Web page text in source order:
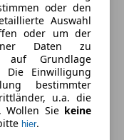
oder den
Auswahl
oder um der
Daten zu
auf Grundlage
Die Einwilligung
bestimmter
u.a. die
Wollen Sie keine
hier.